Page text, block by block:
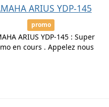
ARIUS YDP-145
promo
ARIUS YDP-145 : Super
en cours . Appelez nous